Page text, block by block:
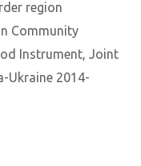
region
Community
Instrument, Joint
Ukraine 2014-